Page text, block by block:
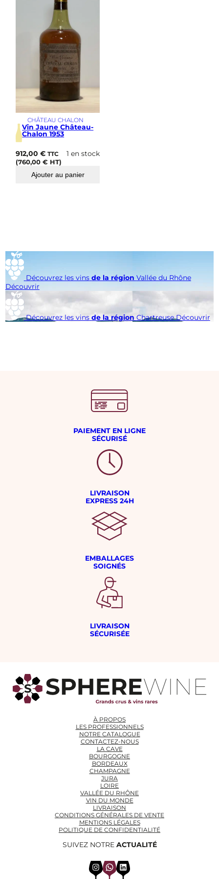
CHÂTEAU CHALON
Vin Jaune Château-
Chalon 1953
912,00€ TTC
(760,00€ HT)
1 en stock
Ajouter au panier
Découvrez les vins de la région Vallée du Rhône
Découvrir
Découvrez les vins de la région Chartreuse Découvrir
PAIEMENT EN LIGNE
SÉCURISÉ
LIVRAISON
EXPRESS 24H
EMBALLAGES
SOIGNÉS
LIVRAISON
SÉCURISÉE
À PROPOS
LES PROFESSIONNELS
NOTRE CATALOGUE
CONTACTEZ-NOUS
LA CAVE
BOURGOGNE
BORDEAUX
CHAMPAGNE
JURA
LOIRE
VALLÉE DU RHÔNE
VIN DU MONDE
LIVRAISON
CONDITIONS GÉNÉRALES DE VENTE
MENTIONS LÉGALES
POLITIQUE DE CONFIDENTIALITÉ
SUIVEZ NOTRE ACTUALITÉ
InstagramWhatsApp LinkedIn